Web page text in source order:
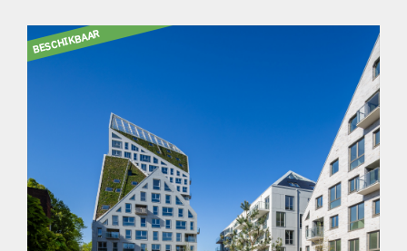
BESCHIKBAAR